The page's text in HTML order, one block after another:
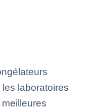
laboratoires